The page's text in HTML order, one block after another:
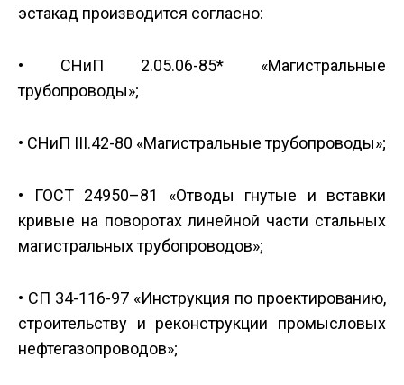
эстакад производится согласно:
• СНиП 2.05.06-85* «Магистральные
трубопроводы»;
• СНиП III.42-80 «Магистральные трубопроводы»;
• ГОСТ 24950–81 «Отводы гнутые и вставки
кривые на поворотах линейной части стальных
магистральных трубопроводов»;
• СП 34-116-97 «Инструкция по проектированию,
строительству и реконструкции промысловых
нефтегазопроводов»;